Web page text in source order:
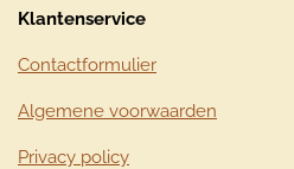
Klantenservice
Contactformulier
Algemene voorwaarden
Privacy policy